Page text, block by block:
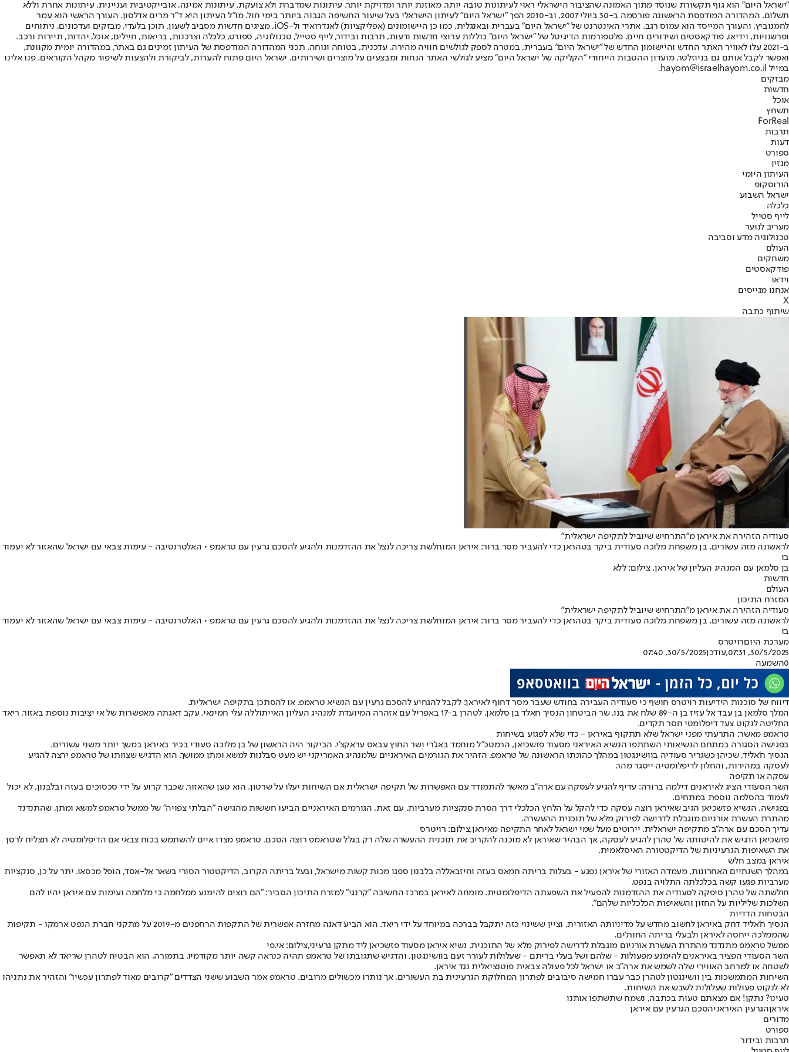
"ישראל היום" הוא גוף תקשורת שנוסד מתוך האמונה שהציבור הישראלי ראוי לעיתונות טובה יותר, מאוזנת יותר ומדויקת יותר. עיתונות שמדברת ולא צועקת. עיתונות אמינה, אובייקטיבית ועניינית. עיתונות אחרת וללא
תשלום. המהדורה המודפסת הראשונה פורסמה ב-30 ביולי 2007, וב-2010 הפך "ישראל היום" לעיתון הישראלי בעל שיעור החשיפה הגבוה ביותר בימי חול. מו"ל העיתון היא ד"ר מרים אדלסון. העורך הראשי הוא עמר
לחמנוביץ, והעורך המייסד הוא עמוס רגב. אתרי האינטרנט של "ישראל היום" בעברית ובאנגלית, כמו כן היישומונים (אפליקציות) לאנדרואיד ול-iOS, מציגים חדשות מסביב לשעון, תוכן בלעדי, מבזקים ועדכונים, ניתוחים
ופרשנויות, וידיאו, פודקאסטים ושידורים חיים. פלטפורמות הדיגיטל של "ישראל היום" כוללות ערוצי חדשות ודעות, תרבות ובידור, לייף סטייל, טכנולוגיה, ספורט, כלכלה וצרכנות, בריאות, חיילים, אוכל, יהדות, תיירות ורכב.
ב-2021 עלו לאוויר האתר החדש והיישומון החדש של "ישראל היום" בעברית, במטרה לספק לגולשים חוויה מהירה, עדכנית, בטוחה ונוחה. תכני המהדורה המודפסת של העיתון זמינים גם באתר, במהדורה יומית מקוונת,
ואפשר לקבל אותם גם בניוזלטר. מועדון ההטבות הייחודי "הקליקה של ישראל היום" מציע לגולשי האתר הנחות ומבצעים על מוצרים ושירותים. ישראל היום פתוח להערות, לביקורת ולהצעות לשיפור מקהל הקוראים. פנו אלינו
במייל hayom@israelhayom.co.il.
מבזקים
חדשות
אוכל
תשחץ
ForReal
תרבות
דעות
ספורט
מגזין
העיתון היומי
הורוסקופ
ישראל השבוע
כלכלה
לייף סטייל
מעריב לנוער
טכנולוגיה מדע וסביבה
העולם
משחקים
פודקאסטים
וידאו
אנחנו מגייסים
X
שיתוף כתבה
סעודיה הזהירה את איראן מ"התרחיש שיוביל לתקיפה ישראלית"
לראשונה מזה עשורים, בן משפחת מלוכה סעודית ביקר בטהראן כדי להעביר מסר ברור: איראן המוחלשת צריכה לנצל את ההזדמנות ולהגיע להסכם גרעין עם טראמפ • האלטרנטיבה - עימות צבאי עם ישראל שהאזור לא יעמוד
בו
בן סלמאן עם המנהיג העליון של איראן. צילום: ללא
חדשות
העולם
המזרח התיכון
סעודיה הזהירה את איראן מ"התרחיש שיוביל לתקיפה ישראלית"
לראשונה מזה עשורים, בן משפחת מלוכה סעודית ביקר בטהראן כדי להעביר מסר ברור: איראן המוחלשת צריכה לנצל את ההזדמנות ולהגיע להסכם גרעין עם טראמפ • האלטרנטיבה - עימות צבאי עם ישראל שהאזור לא יעמוד
בו
מערכת היוםרויטרס
30/5/2025, 07:31
,עודכן30/5/2025, 07:40
0השמעה
דיווח של סוכנות הידיעות רויטרס חושף כי סעודיה העבירה בחודש שעבר מסר דחוף לאיראן: לקבל להגחיע להסכם גרעין עם הנשיא טראמפ, או להסתכן בתקיפה ישראלית.
המלך סלמאן בן עבד אל עזיז בן ה-89 שלח את בנו, שר הביטחון הנסיך חאלד בן סלמאן, לטהרן ב-17 באפריל עם אזהרה המיועדת למנהיג העליון האייתוללה עלי חמינאי. עקב דאגתה מאפשרות של אי יציבות נוספת באזור, ריאד
החליטה לנקוט צעד דיפלומטי חסר תקדים.
טראמפ מאשר: התרעתי מפני ישראל שלא תתקוף באיראן - כדי שלא לפגוע בשיחות
בפגישה הסגורה במתחם הנשיאותי השתתפו הנשיא האיראני מסעוד פזשכיאן, הרמטכ"ל מוחמד באג'רי ושר החוץ עבאס עראקצ'י. הביקור היה הראשון של בן מלוכה סעודי בכיר באיראן במשך יותר משני עשורים.
הנסיך ח'אליד, שכיהן כשגריר סעודיה בוושינגטון במהלך כהונתו הראשונה של טראמפ, הזהיר את הגורמים האיראניים שלמנהיג האמריקני יש מעט סבלנות למשא ומתן ממושך. הוא הדגיש שצוותו של טראמפ ירצה להגיע
לעסקה במהירות, והחלון לדיפלומטיה ייסגר מהר.
עסקה או תקיפה
השר הסעודי הציג לאיראנים דילמה ברורה: עדיף להגיע לעסקה עם ארה"ב מאשר להתמודד עם האפשרות של תקיפה ישראלית אם השיחות יעלו על שרטון. הוא טען שהאזור, שכבר קרוע על ידי סכסוכים בעזה ובלבנון, לא יכול
לעמוד בהסלמה נוספת במתחים.
בפגישה, הנשיא פזשכיאן הגיב שאיראן רוצה עסקה כדי להקל על הלחץ הכלכלי דרך הסרת סנקציות מערביות. עם זאת, הגורמים האיראניים הביעו חששות מהגישה "הבלתי צפויה" של ממשל טראמפ למשא ומתן, שהתנדנד
מהתרת העשרת אורניום מוגבלת לדרישה לפירוק מלא של תוכנית ההעשרה.
עדיך הסכם עם ארה"ב מתקיפה ישראלית. יירוטים מעל שמי ישראל לאחר התקיפה מאיראן,צילום: רויטרס
פזשכיאן הדגיש את להיטותה של טהרן להגיע לעסקה, אך הבהיר שאיראן לא מוכנה להקריב את תוכנית ההעשרה שלה רק בגלל שטראמפ רוצה הסכם. טראמפ מצדו איים להשתמש בכוח צבאי אם הדיפלומטיה לא תצליח לרסן
את השאיפות הגרעיניות של הדיקטטורה האיסלאמית.
איראן במצב חלש
במהלך השנתיים האחרונות, מעמדה האזורי של איראן נפגע - בעלות בריתה חמאס בעזה וחיזבאללה בלבנון ספגו מכות קשות מישראל, ובעל בריתה הקרוב, הדיקטטור הסורי בשאר אל-אסד, הופל מכסאו. יתר על כן, סנקציות
מערביות פגעו קשה בכלכלתה התלויה בנפט.
חולשתה של טהרן סיפקה לסעודיה את ההזדמנות להפעיל את השפעתה הדיפלומטית. מומחה לאיראן במרכז החשיבה "קרנגי" למזרח התיכון הסביר: "הם רוצים להימנע ממלחמה כי מלחמה ועימות עם איראן יהיו להם
השלכות שליליות על החזון והשאיפות הכלכליות שלהם".
הבטחות הדדיות
הנסיך ח'אליד דחק באיראן לחשוב מחדש על מדיניותה האזורית, וציין ששינוי כזה יתקבל בברכה במיוחד על ידי ריאד. הוא הביע דאגה מחזרה אפשרית של התקפות הרחפנים מ-2019 על מתקני חברת הנפט ארמקו - תקיפות
שהממלכה ייחסה לאיראן ולבעלי בריתה החות'ים.
ממשל טראמפ מתנדנד מהתרת העשרת אורניום מוגבלת לדרישה לפירוק מלא של התוכנית. נשיא איראן מסעוד פזשכיאן ליד מתקן גרעיני,צילום: אי.פי
השר הסעודי הפציר באיראנים להימנע מפעולות - שלהם ושל בעלי בריתם - שעלולות לעורר זעם בוושינגטון, והדגיש שתגובתו של טראמפ תהיה כנראה קשה יותר מקודמיו. בתמורה, הוא הבטיח לטהרן שריאד לא תאפשר
לשטחה או למרחב האווירי שלה לשמש את ארה"ב או ישראל לכל פעולה צבאית פוטנציאלית נגד איראן.
השיחות המתמשכות בין וושינגטון לטהרן כבר עברו חמישה סיבובים לפתרון המחלוקת הגרעינית בת העשורים, אך נותרו מכשולים מרובים. טראמפ אמר השבוע ששני הצדדים "קרובים מאוד לפתרון עכשיו" והזהיר את נתניהו
לא לנקוט פעולות שעלולות לשבש את השיחות.
טעינו? נתקן! אם מצאתם טעות בכתבה, נשמח שתשתפו אותנו
איראןהגרעין האיראניהסכם הגרעין עם איראן
מדורים
ספורט
תרבות ובידור